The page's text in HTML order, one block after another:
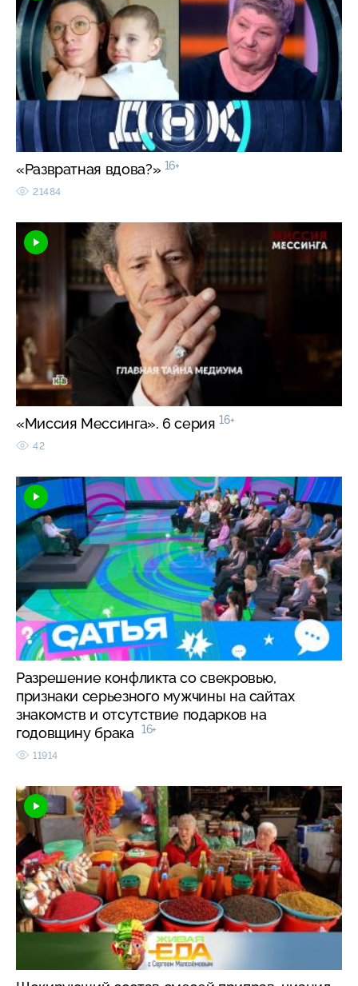
«Развратная вдова?» 16+
21484
«Миссия Мессинга». 6 серия 16+
42
Разрешение конфликта со свекровью,
признаки серьезного мужчины на сайтах
знакомств и отсутствие подарков на
годовщину брака 16+
11914